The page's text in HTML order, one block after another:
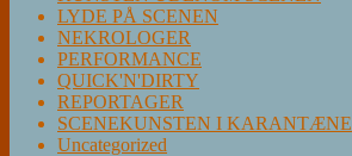
LYDE PÅ SCENEN
NEKROLOGER
PERFORMANCE
QUICK'N'DIRTY
REPORTAGER
SCENEKUNSTEN I KARANTÆNE
Uncategorized